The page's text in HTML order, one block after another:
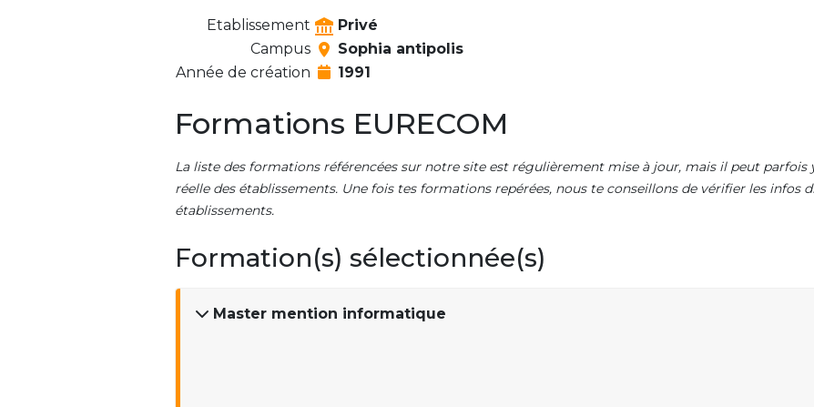
Etablissement
Privé
Campus
Sophia antipolis
Année de création
1991
Formations EURECOM
La liste des formations référencées sur notre site est régulièrement mise à jour, mais il peut parfois
réelle des établissements. Une fois tes formations repérées, nous te conseillons de vérifier les infos
établissements.
Formation(s) sélectionnée(s)
Master mention informatique